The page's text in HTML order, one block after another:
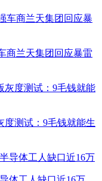
商兰天集团回应暴雷
度测试：9毛钱就能生